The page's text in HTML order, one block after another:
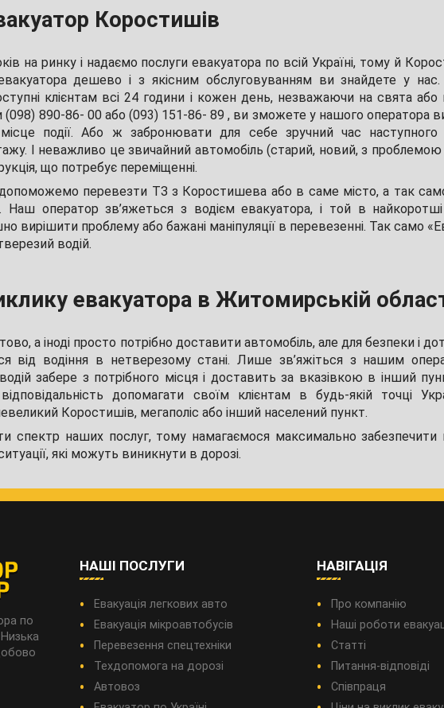
Коростишів
на ринку і надаємо послуги евакуатора по всій Україні, тому й
дешево і з якісним обслуговуванням ви знайдете у нас.
клієнтам всі 24 години і кожен день, незважаючи на свята або
(098) 890-86- 00 або (093) 151-86- 89 , ви зможете у нашого оператора
події. Або ж забронювати для себе зручний час
І неважливо це звичайний автомобіль (старий, новий, з проблемою
що потребує переміщенні.
перевезти ТЗ з Коростишева або в саме місто, а так
Наш оператор зв’яжеться з водієм евакуатора, і той в
вирішити проблему або бажані маніпуляції в перевезенні. Так само
водій.
евакуатора в Житомирській
а іноді просто потрібно доставити автомобіль, але для безпеки і
від водіння в нетверезому стані. Лише зв’яжіться з нашим
забере з потрібного місця і доставить за вказівкою в інший
допомагати своїм клієнтам в будь-якій точці
Коростишів, мегаполіс або інший населений пункт.
спектр наших послуг, тому намагаємося максимально
які можуть виникнути в дорозі.
по
НАШІ ПОСЛУГИ
Евакуація легкових авто
Евакуація мікроавтобусів
Перевезення спецтехніки
Техдопомога на дорозі
Автовоз
НАВІГАЦІЯ
Про компанію
Наші роботи
Статті
Питання-відповіді
Співпраця